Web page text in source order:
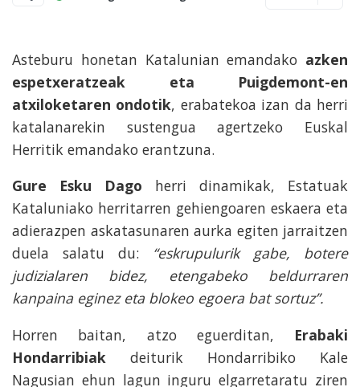
Asteburu honetan Katalunian emandako azken
espetxeratzeak eta Puigdemont-en
atxiloketaren ondotik, erabatekoa izan da herri
katalanarekin sustengua agertzeko Euskal
Herritik emandako erantzuna.
Gure Esku Dago herri dinamikak, Estatuak
Kataluniako herritarren gehiengoaren eskaera eta
adierazpen askatasunaren aurka egiten jarraitzen
duela salatu du: “eskrupulurik gabe, botere
judizialaren bidez, etengabeko beldurraren
kanpaina eginez eta blokeo egoera bat sortuz”.
Horren baitan, atzo eguerditan, Erabaki
Hondarribiak deiturik Hondarribiko Kale
Nagusian ehun lagun inguru elgarretaratu ziren